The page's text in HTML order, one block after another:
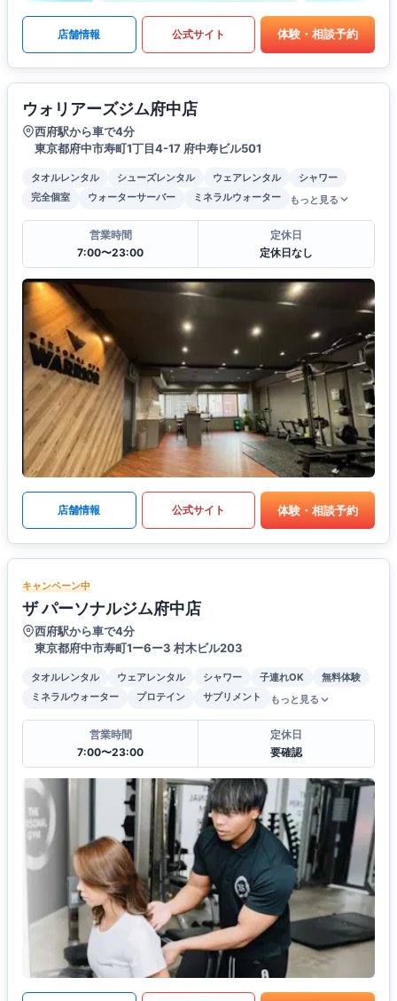
店舗情報 公式サイト 体験・相談予約
ウォリアーズジム府中店
西府駅から車で4分
東京都府中市寿町1丁目4-17 府中寿ビル501
タオルレンタル シューズレンタル ウェアレンタル
シャワー
完全個室
ウォーターサーバー ミネラルウォーター もっと見る
営業時間
7:00〜23:00
定休日
定休日なし
店舗情報 公式サイト 体験・相談予約
キャンペーン中
ザ パーソナルジム府中店
西府駅から車で4分
東京都府中市寿町1ー6ー3 村木ビル203
タオルレンタル ウェアレンタル シャワー 子連れOK
無料体験
ミネラルウォーター
プロテイン サプリメント もっと見る
営業時間
7:00〜23:00
定休日
要確認